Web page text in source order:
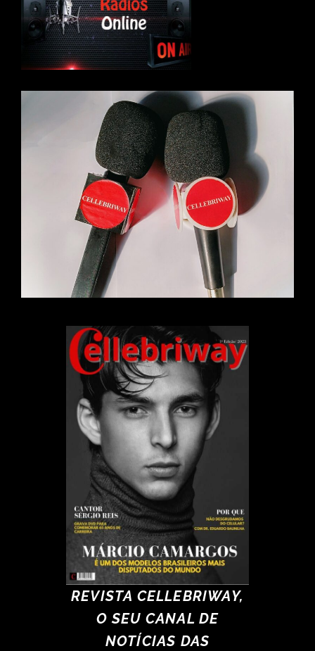
REVISTA CELLEBRIWAY,
O SEU CANAL DE
NOTÍCIAS DAS